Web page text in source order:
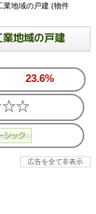
業地域の戸建 (物件
地域の戸建
23.6%
広告を全て非表示